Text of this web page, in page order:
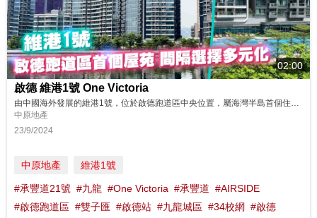
02:00
啟德 維港1號 One Victoria
中原地產
23/9/2024
中原地產 維港1號
#承豐道21號 #九龍 #One Victoria #承豐道 #AIRSIDE
#啟德跑道區 #雙子匯 #啟德站 #九龍城區 #34校網 #啟德